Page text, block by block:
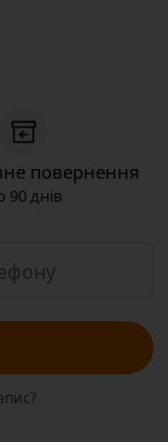
повернення
90 днів